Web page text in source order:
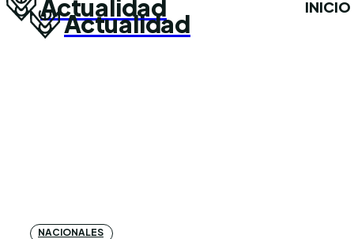
Actualidad INICIO
Actualidad
NACIONALES